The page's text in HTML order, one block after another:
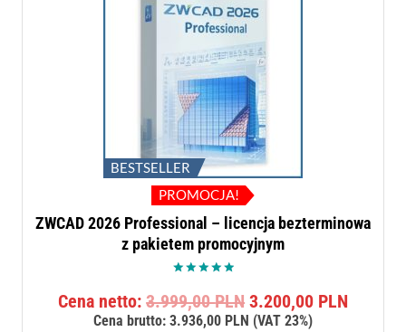
BESTSELLER
PROMOCJA!
ZWCAD 2026 Professional – licencja bezterminowa
z pakietem promocyjnym
5.00
na 5
Cena netto:3.999,00PLN Pierwotna
cena
3.200,00 PLN
Cena brutto:3.936,00 PLN (VAT 23%)